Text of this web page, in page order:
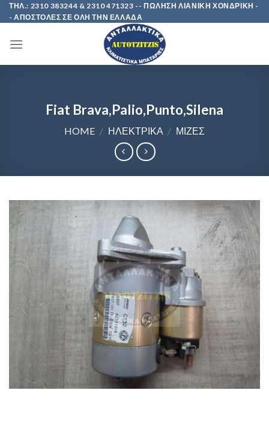
Skip
to
ΤΗΛ.: 2310 383244 & 2310 471323 -- ΠΩΛΗΣΗ ΛΙΑΝΙΚΗ ΧΟΝΔΡΙΚΗ -
- ΑΠΟΣΤΟΛΕΣ ΣΕ ΟΛΗ ΤΗΝ ΕΛΛΑΔΑ
Fiat Brava,Palio,Punto,Silena
HOME / ΗΛΕΚΤΡΙΚΑ / ΜΙΖΕΣ